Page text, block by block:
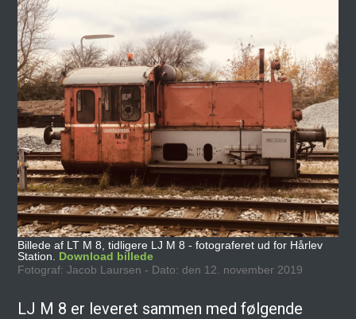
Billede af LT M 8, tidligere LJ M 8 - fotograferet ud for Hårlev
Station. Download billede
Fotograf: Jacob Laursen - Dato: den 12. november 2019
LJ M 8 er leveret sammen med følgende